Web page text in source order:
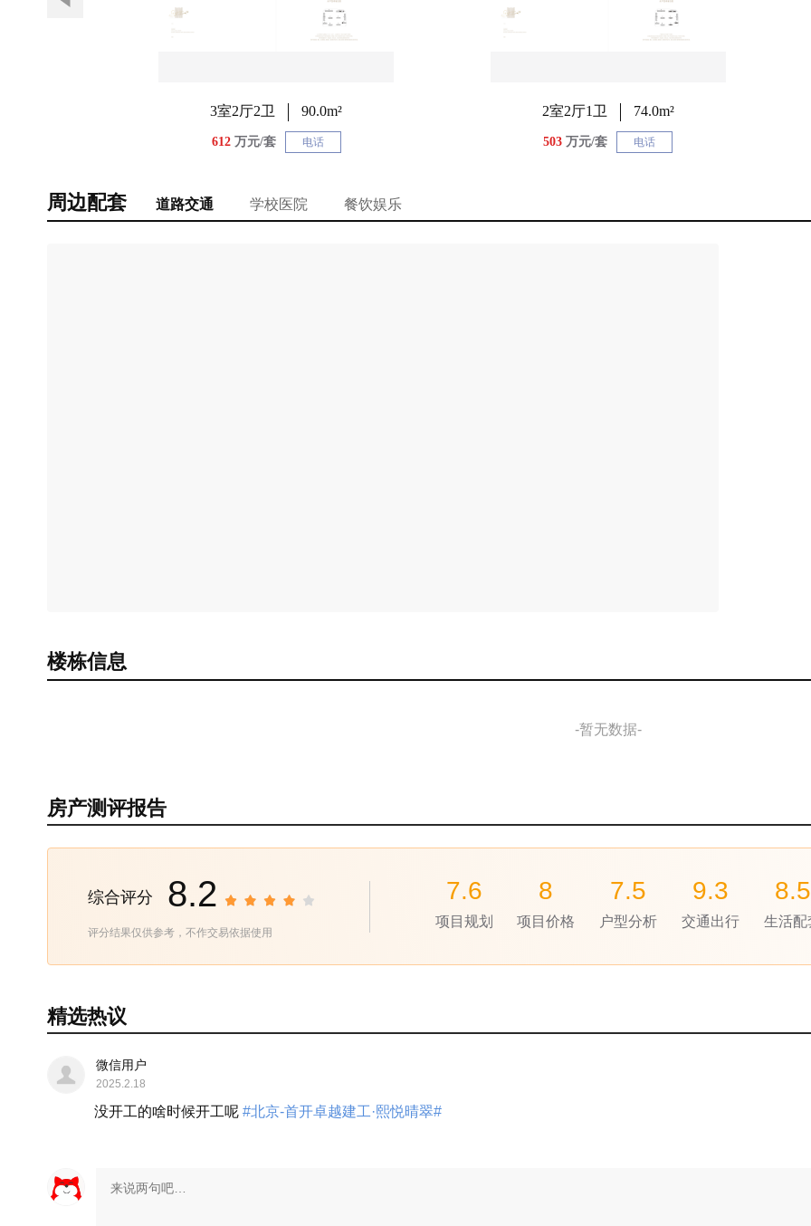
3室2厅2卫 90.0m²
612 万元/套 电话
2室2厅1卫 74.0m²
503 万元/套 电话
周边配套 道路交通 学校医院 餐饮娱乐
楼栋信息
-暂无数据-
房产测评报告
综合评分 8.2
评分结果仅供参考，不作交易依据使用
7.6
项目规划
8
项目价格
7.5
户型分析
9.3
交通出行
8.5
生活配
精选热议
微信用户
2025.2.18
没开工的啥时候开工呢 #北京-首开卓越建工·熙悦晴翠#